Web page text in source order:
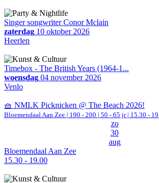
Singer songwriter Conor Mclain
zaterdag 10 oktober 2026
Heerlen
Timebox - The British Years (1964-1...
woensdag 04 november 2026
Venlo
🧺 NMLK Picknicken @ The Beach 2026!
Bloemendaal Aan Zee | 190 - 200 | 50 - 65 jr | 15.30 -
zo
30
aug
Bloemendaal Aan Zee
15.30 - 19.00